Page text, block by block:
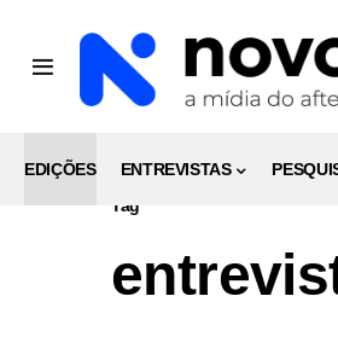
EDIÇÕES ENTREVISTAS
Tag